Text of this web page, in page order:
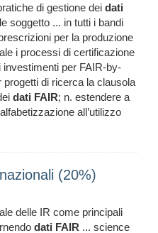
di gestione dei dati
soggetto ... in tutti i bandi
per la produzione
i processi di certificazione
investimenti per FAIR-by-
di ricerca la clausola
dati FAIR; n. estendere a
all’utilizzo
(20%)
delle IR come principali
dati FAIR ... science